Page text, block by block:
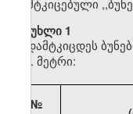
დამტკიცებული
მუხლი 1
დამტკიცდეს
კუბ. მეტრი:
№